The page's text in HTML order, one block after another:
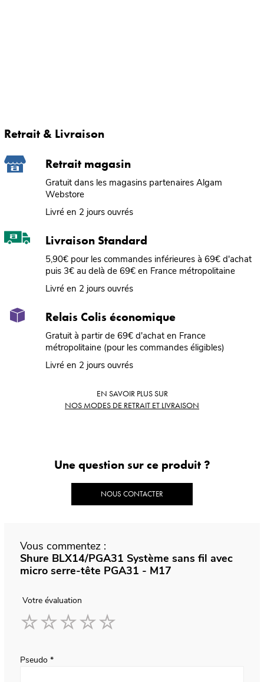
Retrait & Livraison
Retrait magasin
Gratuit dans les magasins partenaires Algam
Webstore
Livré en 2 jours ouvrés
Livraison Standard
5,90€ pour les commandes inférieures à 69€ d'achat
puis 3€ au delà de 69€ en France métropolitaine
Livré en 2 jours ouvrés
Relais Colis économique
Gratuit à partir de 69€ d'achat en France
métropolitaine (pour les commandes éligibles)
Livré en 2 jours ouvrés
EN SAVOIR PLUS SUR
NOS MODES DE RETRAIT ET LIVRAISON
Une question sur ce produit ?
NOUS CONTACTER
Vous commentez :
Shure BLX14/PGA31 Système sans fil avec
micro serre-tête PGA31 - M17
Votre évaluation
Pseudo